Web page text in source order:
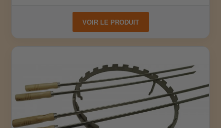
VOIR LE PRODUIT